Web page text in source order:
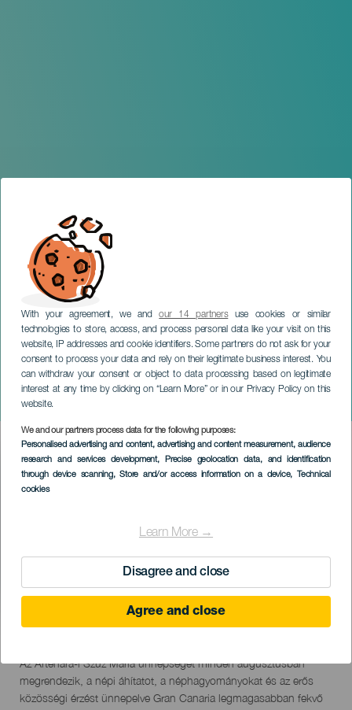
With your agreement, we andour 14 partnersuse cookies or similar
technologies to store, access, and process personal data like your visit on this
website, IP addresses and cookie identifiers. Some partners do not ask for your
consent to process your data and rely on their legitimate business interest. You
can withdraw your consent or object to data processing based on legitimate
interest at any time by clicking on “Learn More” or in our Privacy Policy on this
website.
We and our partners process data for the following purposes:
Personalised advertising and content, advertising and content measurement, audience
research and services development, Precise geolocation data, and identification
through device scanning, Store and/or access information on a device, Technical
cookies
Learn More →
Disagree and close
Agree and close
Bajada de la Virgen de La
Cuevita
GRAN CANARIA
Imagen
Listado
30 August 2026
Descripción
del
evento
Az Artenara-i Szűz Mária ünnepségét minden augusztusban
megrendezik, a népi áhítatot, a néphagyományokat és az erős
közösségi érzést ünnepelve Gran Canaria legmagasabban fekvő